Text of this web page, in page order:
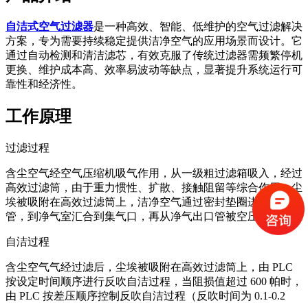
自洁式空气过滤器是一种高效、智能、低维护的空气过滤解决
方案，专为需要持续稳定提供洁净空气的应用场景而设计。它
通过自动检测和清洁滤芯，有效克服了传统过滤器需频繁停机
更换、维护成本高、效率易波动等缺点，显著提升系统运行可
靠性和经济性。
工作原理
过滤过程
含尘空气经空气压缩机吸气作用，从一级粗过滤箱吸入，经过
高效过滤筒，由于重力惯性、扩散、接触阻留等综合作用，尘
埃被吸附在高效过滤筒上，洁净空气通过密封垫圈进入文氏
管，到净气室汇合到集气口，再从净气出口管被空压机吸入。
自洁过程
含尘空气气经过滤后，尘埃被吸附在高效过滤筒上，由 PLC
按设定时间顺序进行反吹自洁过程，当阻损值超过 600 帕时，
由 PLC 按差压顺序控制反吹自洁过程（反吹时间为 0.1-0.2